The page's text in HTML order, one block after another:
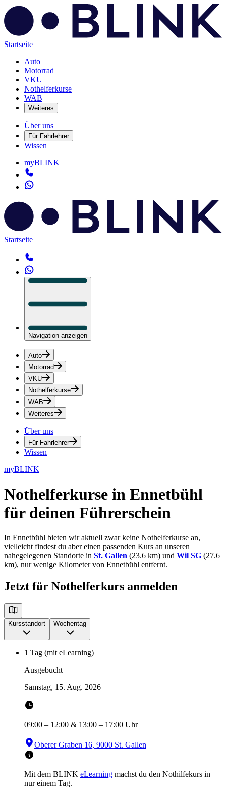
Startseite
Auto
Motorrad
VKU
Nothelferkurse
WAB
Weiteres
Über uns
Für Fahrlehrer
Wissen
myBLINK
Startseite
Navigation anzeigen
Auto
Motorrad
VKU
Nothelferkurse
WAB
Weiteres
Über uns
Für Fahrlehrer
Wissen
myBLINK
Nothelferkurse in Ennetbühl
für deinen Führerschein
In Ennetbühl bieten wir aktuell zwar keine Nothelferkurse an,
vielleicht findest du aber einen passenden Kurs an unseren
nahegelegenen Standorte in St. Gallen (23.6 km) und Wil SG (27.6
km), nur wenige Kilometer von Ennetbühl entfernt.
Jetzt für Nothelferkurs anmelden
Kursstandort Wochentag
1 Tag (mit eLearning)
Ausgebucht
Samstag, 15. Aug. 2026
09:00 – 12:00 & 13:00 – 17:00 Uhr
Oberer Graben 16, 9000 St. Gallen
Mit dem BLINK eLearning machst du den Nothilfekurs in
nur einem Tag.